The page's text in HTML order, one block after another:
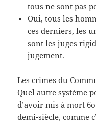
tous ne sont pas
Oui, tous les
ces derniers, les
sont les juges
jugement.
Les crimes du
Quel autre système
d’avoir mis à mort
demi-siècle, comme